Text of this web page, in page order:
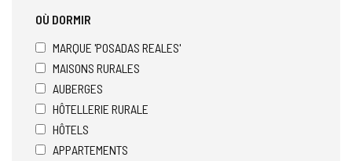
OÙ DORMIR
MARQUE 'POSADAS REALES'
MAISONS RURALES
AUBERGES
HÔTELLERIE RURALE
HÔTELS
APPARTEMENTS